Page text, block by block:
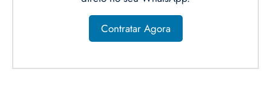
Contratar Agora